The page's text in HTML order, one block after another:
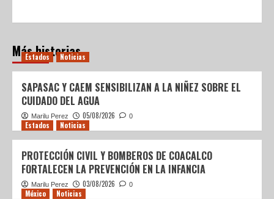
Más historias
Estados Noticias
SAPASAC Y CAEM SENSIBILIZAN A LA NIÑEZ SOBRE EL
CUIDADO DEL AGUA
Marilu Perez 05/08/2026 0
Estados Noticias
PROTECCIÓN CIVIL Y BOMBEROS DE COACALCO
FORTALECEN LA PREVENCIÓN EN LA INFANCIA
Marilu Perez 03/08/2026 0
México Noticias